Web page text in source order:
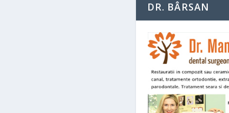
DR. BÂRSAN